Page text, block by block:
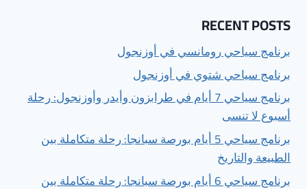
RECENT POSTS
برنامج سياحي رومانسي في أوزنجول
برنامج سياحي شتوي في أوزنجول
برنامج سياحي 7 أيام في طرابزون وأيدر وأوزنجول: رحلة
أسبوع لا تنسى
برنامج سياحي 5 أيام بورصة سبانجا: رحلة متكاملة بين
الطبيعة والتاريخ
برنامج سياحي 6 أيام بورصة سبانجا: رحلة متكاملة بين